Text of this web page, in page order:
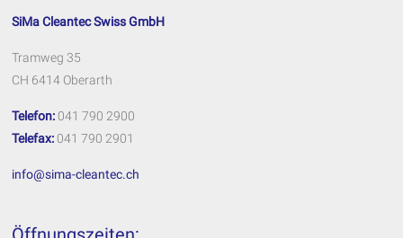
SiMa Cleantec Swiss GmbH
Tramweg 35
CH 6414 Oberarth
Telefon: 041 790 2900
Telefax: 041 790 2901
info@sima-cleantec.ch